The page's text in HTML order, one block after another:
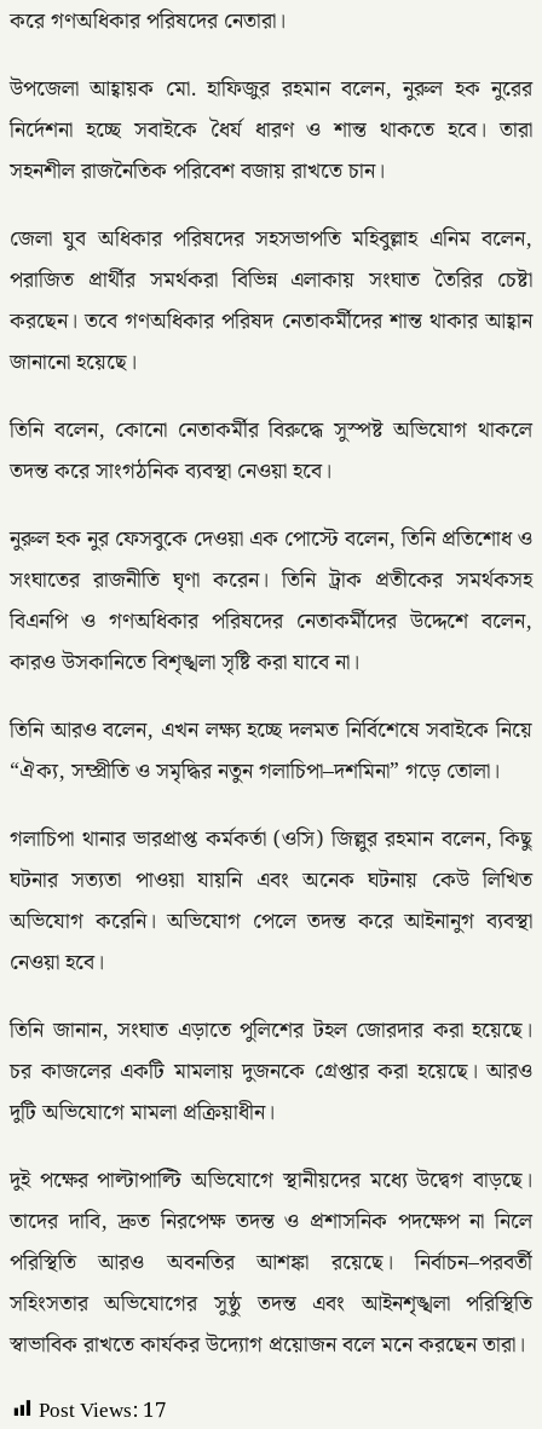
করে গণঅধিকার পরিষদের নেতারা।
উপজেলা আহ্বায়ক মো. হাফিজুর রহমান বলেন, নুরুল হক নুরের
নির্দেশনা হচ্ছে সবাইকে ধৈর্য ধারণ ও শান্ত থাকতে হবে। তারা
সহনশীল রাজনৈতিক পরিবেশ বজায় রাখতে চান।
জেলা যুব অধিকার পরিষদের সহসভাপতি মহিবুল্লাহ এনিম বলেন,
পরাজিত প্রার্থীর সমর্থকরা বিভিন্ন এলাকায় সংঘাত তৈরির চেষ্টা
করছেন। তবে গণঅধিকার পরিষদ নেতাকর্মীদের শান্ত থাকার আহ্বান
জানানো হয়েছে।
তিনি বলেন, কোনো নেতাকর্মীর বিরুদ্ধে সুস্পষ্ট অভিযোগ থাকলে
তদন্ত করে সাংগঠনিক ব্যবস্থা নেওয়া হবে।
নুরুল হক নুর ফেসবুকে দেওয়া এক পোস্টে বলেন, তিনি প্রতিশোধ ও
সংঘাতের রাজনীতি ঘৃণা করেন। তিনি ট্রাক প্রতীকের সমর্থকসহ
বিএনপি ও গণঅধিকার পরিষদের নেতাকর্মীদের উদ্দেশে বলেন,
কারও উসকানিতে বিশৃঙ্খলা সৃষ্টি করা যাবে না।
তিনি আরও বলেন, এখন লক্ষ্য হচ্ছে দলমত নির্বিশেষে সবাইকে নিয়ে
“ঐক্য, সম্প্রীতি ও সমৃদ্ধির নতুন গলাচিপা–দশমিনা” গড়ে তোলা।
গলাচিপা থানার ভারপ্রাপ্ত কর্মকর্তা (ওসি) জিল্লুর রহমান বলেন, কিছু
ঘটনার সত্যতা পাওয়া যায়নি এবং অনেক ঘটনায় কেউ লিখিত
অভিযোগ করেনি। অভিযোগ পেলে তদন্ত করে আইনানুগ ব্যবস্থা
নেওয়া হবে।
তিনি জানান, সংঘাত এড়াতে পুলিশের টহল জোরদার করা হয়েছে।
চর কাজলের একটি মামলায় দুজনকে গ্রেপ্তার করা হয়েছে। আরও
দুটি অভিযোগে মামলা প্রক্রিয়াধীন।
দুই পক্ষের পাল্টাপাল্টি অভিযোগে স্থানীয়দের মধ্যে উদ্বেগ বাড়ছে।
তাদের দাবি, দ্রুত নিরপেক্ষ তদন্ত ও প্রশাসনিক পদক্ষেপ না নিলে
পরিস্থিতি আরও অবনতির আশঙ্কা রয়েছে। নির্বাচন–পরবর্তী
সহিংসতার অভিযোগের সুষ্ঠু তদন্ত এবং আইনশৃঙ্খলা পরিস্থিতি
স্বাভাবিক রাখতে কার্যকর উদ্যোগ প্রয়োজন বলে মনে করছেন তারা।
Post Views: 17